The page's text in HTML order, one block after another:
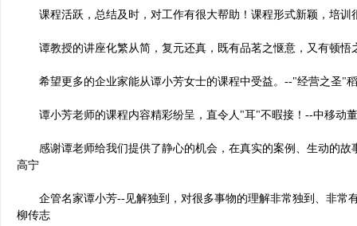
课程活跃，总结及时，对工作有很大帮助！课程形式新颖，培训
谭教授的讲座化繁从简，复元还真，既有品茗之惬意，又有顿悟
希望更多的企业家能从谭小芳女士的课程中受益。--"经营之圣"
谭小芳老师的课程内容精彩纷呈，直令人"耳"不暇接！--中移动
感谢谭老师给我们提供了静心的机会，在真实的案例、生动的故
高宁
企管名家谭小芳--见解独到，对很多事物的理解非常独到、非常
柳传志